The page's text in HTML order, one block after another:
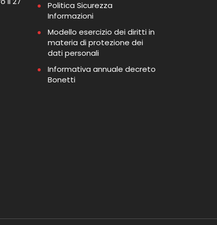
Politica Sicurezza
Informazioni
Modello esercizio dei diritti in
materia di protezione dei
dati personali
Informativa annuale decreto
Bonetti